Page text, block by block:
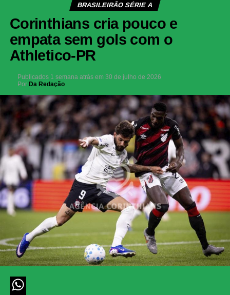
BRASILEIRÃO SÉRIE A
Corinthians cria pouco e
empata sem gols com o
Athletico-PR
Publicados 1 semana atrás em 30 de julho de 2026
Por Da Redação